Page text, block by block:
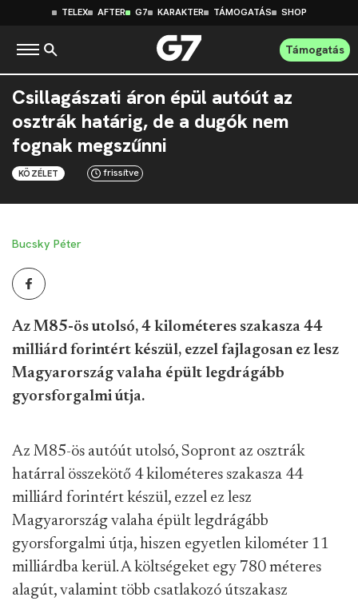
TELEX AFTER G7 KARAKTER TÁMOGATÁS SHOP
Támogatás
Csillagászati áron épül autóút az
osztrák határig, de a dugók nem
fognak megszűnni
KÖZÉLET frissítve
Bucsky Péter
Az M85-ös utolsó, 4 kilométeres szakasza 44
milliárd forintért készül, ezzel fajlagosan ez lesz
Magyarország valaha épült legdrágább
gyorsforgalmi útja.
Az M85-ös autóút utolsó, Sopront az osztrák
határral összekötő 4 kilométeres szakasza 44
milliárd forintért készül, ezzel ez lesz
Magyarország valaha épült legdrágább
gyorsforgalmi útja, hiszen egyetlen kilométer 11
milliárdba kerül. A költségeket egy 780 méteres
alagút, valamint több csatlakozó útszakasz